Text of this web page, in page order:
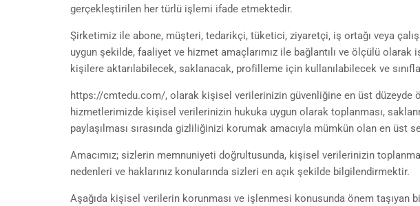
gerçekleştirilen her türlü işlemi ifade etmektedir.
Şirketimiz ile abone, müşteri, tedarikçi, tüketici, ziyaretçi, iş ortağı veya
uygun şekilde, faaliyet ve hizmet amaçlarımız ile bağlantılı ve ölçülü olarak
kişilere aktarılabilecek, saklanacak, profilleme için kullanılabilecek ve
https://cmtedu.com/, olarak kişisel verilerinizin güvenliğine en üst düzeyde
hizmetlerimizde kişisel verilerinizin hukuka uygun olarak toplanması,
paylaşılması sırasında gizliliğinizi korumak amacıyla mümkün olan en üst
Amacımız; sizlerin memnuniyeti doğrultusunda, kişisel verilerinizin
nedenleri ve haklarınız konularında sizleri en açık şekilde bilgilendirmektir.
Aşağıda kişisel verilerin korunması ve işlenmesi konusunda önem taşıyan